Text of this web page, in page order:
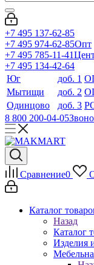
+7 495 137-62-85
+7 495 974-62-85Опт
+7 495 785-11-41
+7 495 134-42-64
Юг
доб. 1
Мытищи
доб. 2
Одинцово
доб. 3
8 800 200-04-05
Сравнение0
Каталог
Назад
Каталог
Изделия